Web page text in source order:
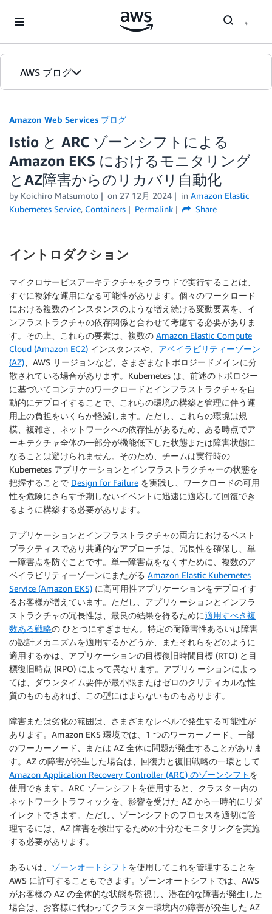
AWS ブログ
カテゴリ
エディション
Amazon Web Services ブログ
Istio と ARC ゾーンシフトによる
Amazon EKS におけるモニタリング
とAZ障害からのリカバリ自動化
by Koichiro Matsumoto on 27 12月 2024 in Amazon Elastic
Kubernetes Service, Containers Permalink Share
イントロダクション
マイクロサービスアーキテクチャをクラウドで実行することは、
すぐに複雑な運用になる可能性があります。個々のワークロード
における複数のインスタンスのような増え続ける変動要素を、イ
ンフラストラクチャの依存関係と合わせて考慮する必要がありま
す。その上、これらの要素は、複数の Amazon Elastic Compute
Cloud (Amazon EC2) インスタンスや、 アベイラビリティーゾーン
(AZ) 、AWS リージョンなど、さまざまなトポロジードメインに分
散されている場合があります。Kubernetes は、前述のトポロジー
に基づいてコンテナのワークロードとインフラストラクチャを自
動的にデプロイすることで、これらの環境の構築と管理に伴う運
用上の負担をいくらか軽減します。ただし、これらの環境は規
模、複雑さ、ネットワークへの依存性があるため、ある時点でア
ーキテクチャ全体の一部分が機能低下した状態または障害状態に
なることは避けられません。そのため、チームは実行時の
Kubernetes アプリケーションとインフラストラクチャーの状態を
把握することで Design for Failure を実践し、ワークロードの可用
性を危険にさらす予期しないイベントに迅速に適応して回復でき
るように構築する必要があります。
アプリケーションとインフラストラクチャの両方におけるベスト
プラクティスであり共通的なアプローチは、冗長性を確保し、単
一障害点を防ぐことです。単一障害点をなくすために、複数のア
ベイラビリティーゾーンにまたがる Amazon Elastic Kubernetes
Service (Amazon EKS) に高可用性アプリケーションをデプロイす
るお客様が増えています。ただし、アプリケーションとインフラ
ストラクチャの冗長性は、最良の結果を得るために適用すべき複
数ある戦略の ひとつにすぎません。特定の耐障害性あるいは障害
の設計メカニズムを適用するかどうか、またそれらをどのように
適用するかは、アプリケーションの目標復旧時間目標 (RTO) と目
標復旧時点 (RPO) によって異なります。アプリケーションによっ
ては、ダウンタイム要件が最小限またはゼロのクリティカルな性
質のものもあれば、この型にはまらないものもあります。
障害または劣化の範囲は、さまざまなレベルで発生する可能性が
あります。Amazon EKS 環境では、1 つのワーカーノード、一部
のワーカーノード、または AZ 全体に問題が発生することがありま
す。AZ の障害が発生した場合は、回復力と復旧戦略の一環として
Amazon Application Recovery Controller (ARC) のゾーンシフト を
使用できます。ARC ゾーンシフトを使用すると、クラスター内の
ネットワークトラフィックを、影響を受けた AZ から一時的にリダ
イレクトできます。ただし、ゾーンシフトのプロセスを適切に管
理するには、AZ 障害を検出するための十分なモニタリングを実施
する必要があります。
あるいは、 ゾーンオートシフト を使用してこれを管理することを
AWS に許可することもできます。ゾーンオートシフトでは、AWS
がお客様の AZ の全体的な状態を監視し、潜在的な障害が発生した
場合は、お客様に代わってクラスター環境内の障害が発生した AZ